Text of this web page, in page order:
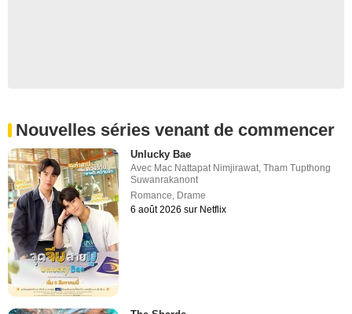
Nouvelles séries venant de commencer
Unlucky Bae
Avec Mac Nattapat Nimjirawat,Tham Tupthong
Suwanrakanont
Romance, Drame
6 août 2026 sur Netflix